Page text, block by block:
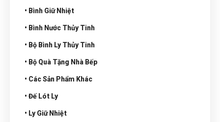
• Bình Giữ Nhiệt
• Bình Nước Thủy Tinh
• Bộ Bình Ly Thủy Tinh
• Bộ Quà Tặng Nhà Bếp
• Các Sản Phẩm Khác
• Đế Lót Ly
• Ly Giữ Nhiệt